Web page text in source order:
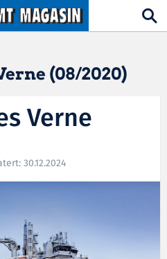
(08/2020)
Verne
30.12.2024